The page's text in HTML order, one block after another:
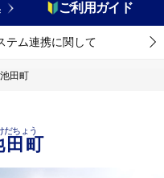
ご利用ガイド
テム連携に関して
池田町
田町
だちょう